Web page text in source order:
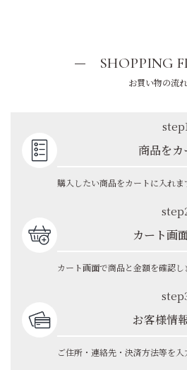
SHOPPING
お買い物の流れ
商品をカ
購入したい商品をカートに入れま
カート画
カート画面で商品と金額を確認し
お客様情
ご住所・連絡先・決済方法等を入